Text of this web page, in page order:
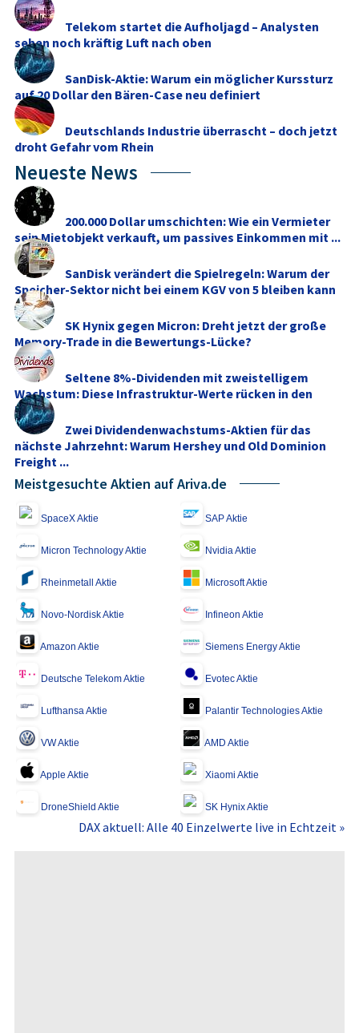
Telekom startet die Aufholjagd – Analysten
sehen noch kräftig Luft nach oben
SanDisk-Aktie: Warum ein möglicher Kurssturz
auf 20 Dollar den Bären-Case neu definiert
Deutschlands Industrie überrascht – doch jetzt
droht Gefahr vom Rhein
Neueste News
200.000 Dollar umschichten: Wie ein Vermieter
sein Mietobjekt verkauft, um passives Einkommen mit ...
SanDisk verändert die Spielregeln: Warum der
Speicher-Sektor nicht bei einem KGV von 5 bleiben kann
SK Hynix gegen Micron: Dreht jetzt der große
Memory‑Trade in die Bewertungs-Lücke?
Seltene 8%-Dividenden mit zweistelligem
Wachstum: Diese Infrastruktur-Werte rücken in den
Fokus
Zwei Dividendenwachstums-Aktien für das
nächste Jahrzehnt: Warum Hershey und Old Dominion
Freight ...
Meistgesuchte Aktien auf Ariva.de
SpaceX Aktie SAP Aktie
Micron Technology Aktie Nvidia Aktie
Rheinmetall Aktie Microsoft Aktie
Novo-Nordisk Aktie Infineon Aktie
Amazon Aktie Siemens Energy Aktie
Deutsche Telekom Aktie Evotec Aktie
Lufthansa Aktie Palantir Technologies Aktie
VW Aktie AMD Aktie
Apple Aktie Xiaomi Aktie
DroneShield Aktie SK Hynix Aktie
DAX aktuell: Alle 40 Einzelwerte live in Echtzeit »